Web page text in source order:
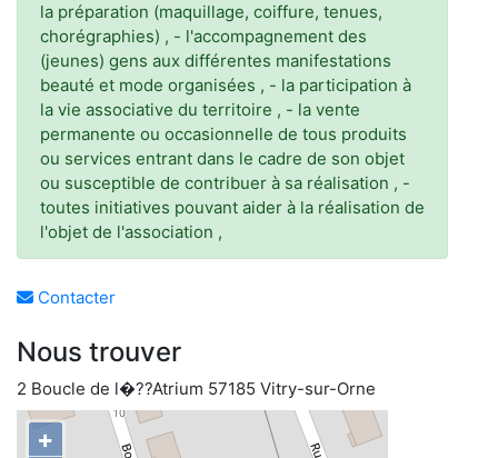
la préparation (maquillage, coiffure, tenues,
chorégraphies) , - l'accompagnement des
(jeunes) gens aux différentes manifestations
beauté et mode organisées , - la participation à
la vie associative du territoire , - la vente
permanente ou occasionnelle de tous produits
ou services entrant dans le cadre de son objet
ou susceptible de contribuer à sa réalisation , -
toutes initiatives pouvant aider à la réalisation de
l'objet de l'association ,
Contacter
Nous trouver
2 Boucle de l�??Atrium 57185 Vitry-sur-Orne
+